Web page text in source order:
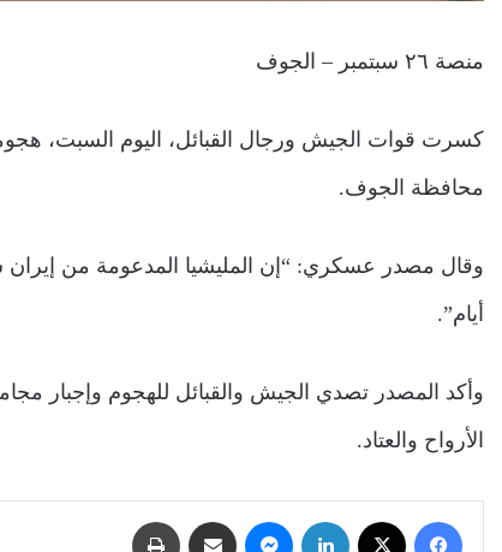
منصة ٢٦ سبتمبر – الجوف
كسرت قوات الجيش ورجال القبائل، اليوم السبت،
محافظة الجوف.
وقال مصدر عسكري: “إن المليشيا المدعومة من
أيام”.
وأكد المصدر تصدي الجيش والقبائل للهجوم وإجبار
الأرواح والعتاد.
فيسبوك لينكدإن ماسنجر مشاركة عبر البريد